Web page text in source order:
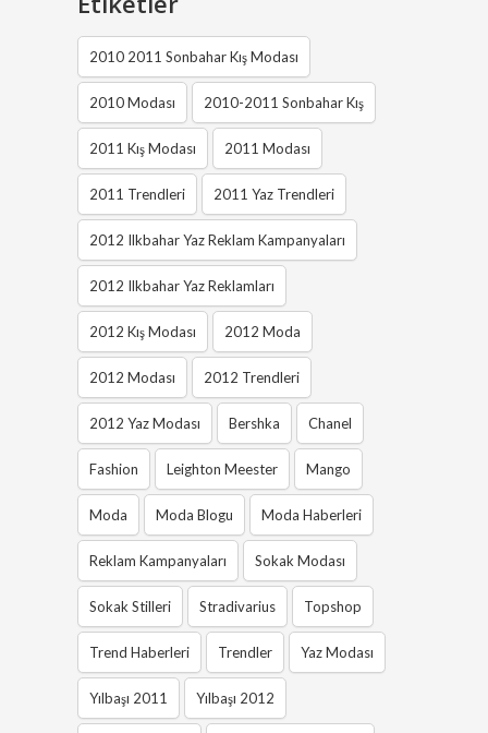
2010 2011 Sonbahar Kış Modası
2010 Modası 2010-2011 Sonbahar Kış
2011 Kış Modası 2011 Modası
2011 Trendleri 2011 Yaz Trendleri
2012 Ilkbahar Yaz Reklam Kampanyaları
2012 Ilkbahar Yaz Reklamları
2012 Kış Modası 2012 Moda
2012 Modası 2012 Trendleri
2012 Yaz Modası Bershka Chanel
Fashion Leighton Meester Mango
Moda Moda Blogu Moda Haberleri
Reklam Kampanyaları Sokak Modası
Sokak Stilleri Stradivarius Topshop
Trend Haberleri Trendler Yaz Modası
Yılbaşı 2011 Yılbaşı 2012